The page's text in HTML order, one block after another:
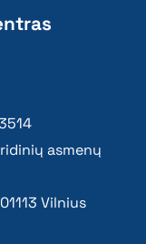
asmenų
Vilnius